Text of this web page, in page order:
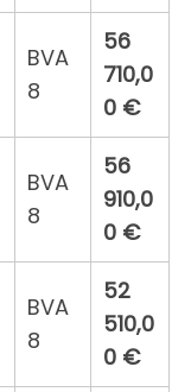
BVA
8
56
710,0
0 €
BVA
8
56
910,0
0 €
BVA
8
52
510,0
0 €